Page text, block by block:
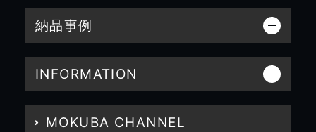
納品事例
INFORMATION
MOKUBA CHANNEL